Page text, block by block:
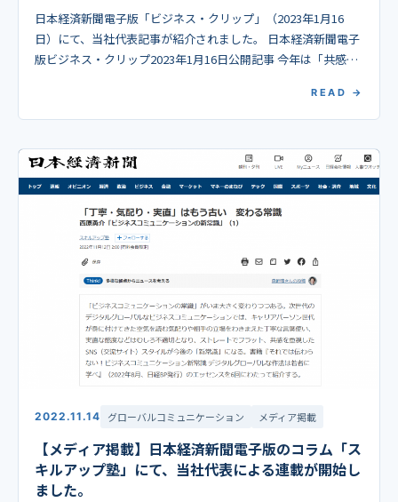
日本経済新聞電子版「ビジネス・クリップ」（2023年1月16
日）にて、当社代表記事が紹介されました。 日本経済新聞電子
版ビジネス・クリップ2023年1月16日公開記事 今年は「共感
READ →
2022.11.14 グローバルコミュニケーション メディア掲載
【メディア掲載】日本経済新聞電子版のコラム「ス
キルアップ塾」にて、当社代表による連載が開始し
ました。